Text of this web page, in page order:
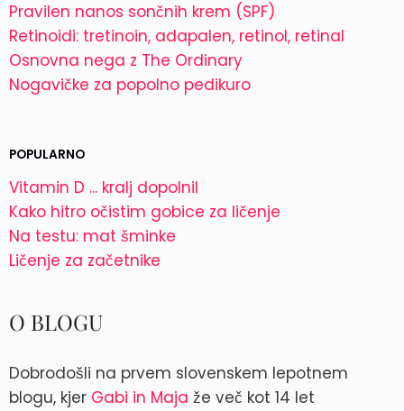
Pravilen nanos sončnih krem (SPF)
Retinoidi: tretinoin, adapalen, retinol, retinal
Osnovna nega z The Ordinary
Nogavičke za popolno pedikuro
POPULARNO
Vitamin D ... kralj dopolnil
Kako hitro očistim gobice za ličenje
Na testu: mat šminke
Ličenje za začetnike
O BLOGU
Dobrodošli na prvem slovenskem lepotnem
blogu, kjer Gabi in Maja že več kot 14 let